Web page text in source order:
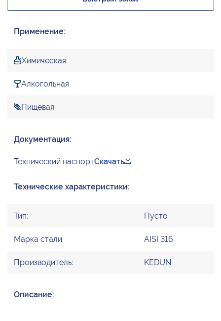
Применение:
Химическая
Алкогольная
Пищевая
Документация:
Технический паспортСкачать
Технические характеристики:
Тип: Пусто
Марка стали: AISI 316
Производитель: KEDUN
Описание: